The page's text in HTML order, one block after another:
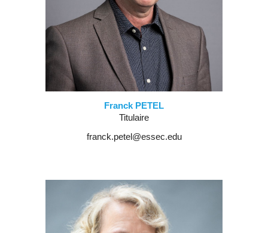
Franck PETEL
Titulaire
franck.petel@essec.edu